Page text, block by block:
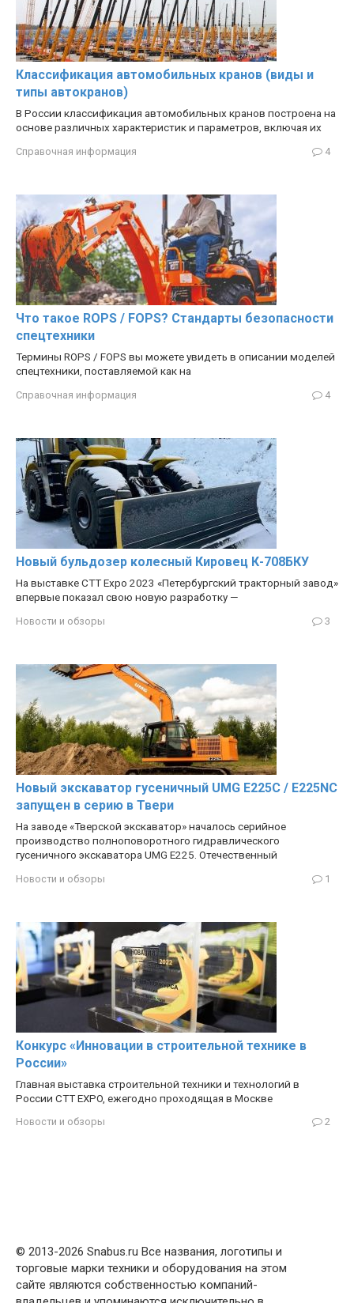
Классификация автомобильных кранов (виды и
типы автокранов)
В России классификация автомобильных кранов построена на
основе различных характеристик и параметров, включая их
Справочная информация 4
Что такое ROPS / FOPS? Стандарты безопасности
спецтехники
Термины ROPS / FOPS вы можете увидеть в описании моделей
спецтехники, поставляемой как на
Справочная информация 4
Новый бульдозер колесный Кировец К-708БКУ
На выставке CTT Expo 2023 «Петербургский тракторный завод»
впервые показал свою новую разработку —
Новости и обзоры 3
Новый экскаватор гусеничный UMG E225C / E225NC
запущен в серию в Твери
На заводе «Тверской экскаватор» началось серийное
производство полноповоротного гидравлического
гусеничного экскаватора UMG E225. Отечественный
Новости и обзоры 1
Конкурс «Инновации в строительной технике в
России»
Главная выставка строительной техники и технологий в
России CTT EXPO, ежегодно проходящая в Москве
Новости и обзоры 2
© 2013-2026 Snabus.ru Все названия, логотипы и
торговые марки техники и оборудования на этом
сайте являются собственностью компаний-